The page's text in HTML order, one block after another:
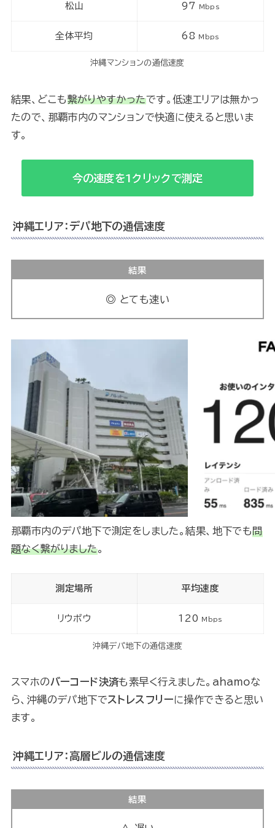
松山 97 Mbps
全体平均 68 Mbps
沖縄マンションの通信速度
結果、どこも繋がりやすかったです。低速エリアは無かっ
たので、那覇市内のマンションで快適に使えると思いま
す。
今の速度を1クリックで測定
沖縄エリア：デパ地下の通信速度
結果
◎ とても速い
那覇市内のデパ地下で測定をしました。結果、地下でも問
題なく繋がりました。
測定場所 平均速度
リウボウ 120 Mbps
沖縄デパ地下の通信速度
スマホのバーコード決済も素早く行えました。ahamoな
ら、沖縄のデパ地下でストレスフリーに操作できると思い
ます。
沖縄エリア：高層ビルの通信速度
結果